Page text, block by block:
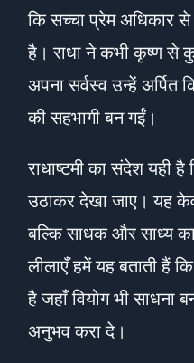
कि सच्चा प्रेम अधिकार से
है। राधा ने कभी कृष्ण से
अपना सर्वस्व उन्हें
की सहभागी बन गईं।
राधाष्टमी का संदेश यही
उठाकर देखा जाए। यह
बल्कि साधक और साध्य
लीलाएँ हमें यह बताती हैं
है जहाँ वियोग भी साधना
अनुभव करा दे।